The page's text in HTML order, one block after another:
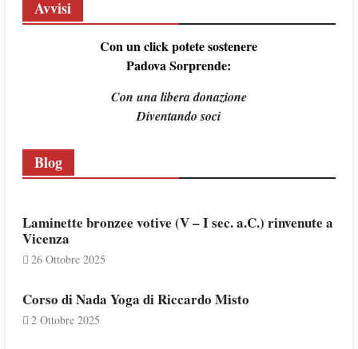
Avvisi
Con un click potete sostenere
Padova Sorprende:
Con una libera donazione
Diventando soci
Blog
Laminette bronzee votive (V – I sec. a.C.) rinvenute a
Vicenza
26 Ottobre 2025
Corso di Nada Yoga di Riccardo Misto
2 Ottobre 2025